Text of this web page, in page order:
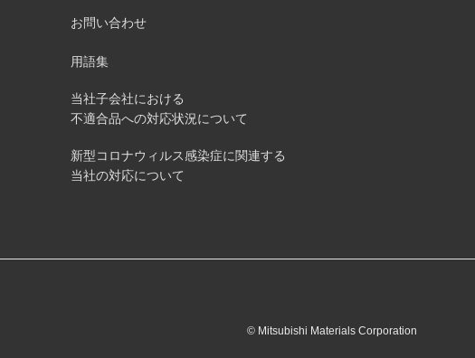
お問い合わせ
用語集
当社子会社における
不適合品への対応状況について
新型コロナウィルス感染症に関連する
当社の対応について
© Mitsubishi Materials Corporation